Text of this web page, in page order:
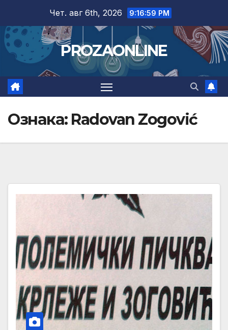
content
Чет. авг 6th, 2026 9:17:00 PM
PROZAONLINE
Ознака: Radovan Zogović